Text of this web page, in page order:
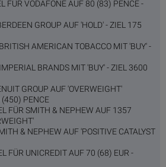
FÜR VODAFONE AUF 80 (83) PENCE -
GROUP AUF 'HOLD' - ZIEL 175
AMERICAN TOBACCO MIT 'BUY' -
BRANDS MIT 'BUY' - ZIEL 3600
GROUP AUF 'OVERWEIGHT'
(450) PENCE
FÜR SMITH & NEPHEW AUF 1357
& NEPHEW AUF 'POSITIVE CATALYST
FÜR UNICREDIT AUF 70 (68) EUR -